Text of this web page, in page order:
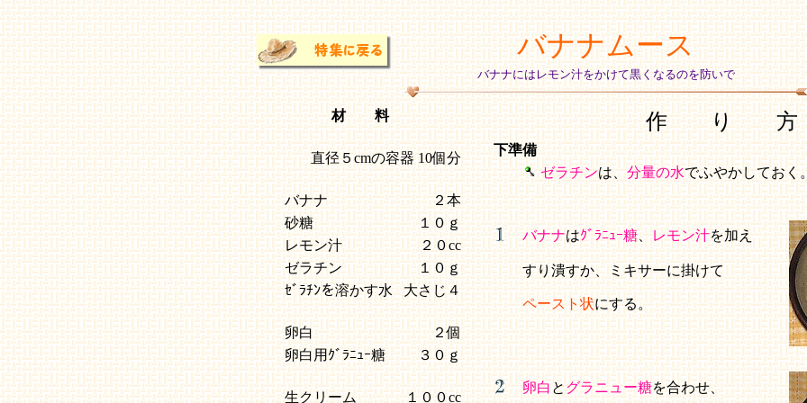
バナナムース
バナナにはレモン汁をかけて黒くなるのを防いで
材 料
直径５cmの容器 10個分
バナナ
２本
砂糖
１０ｇ
レモン汁
２０cc
ゼラチン
１０ｇ
ｾﾞﾗﾁﾝを溶かす水
大さじ４
卵白
２個
卵白用ｸﾞﾗﾆｭｰ糖
３０ｇ
生クリーム １００cc
作 り 方
下準備
ゼラチンは、分量の水でふやかしておく
バナナはｸﾞﾗﾆｭｰ糖、レモン汁を加え
すり潰すか、ミキサーに掛けて
ペースト状にする。
卵白とグラニュー糖を合わせ、